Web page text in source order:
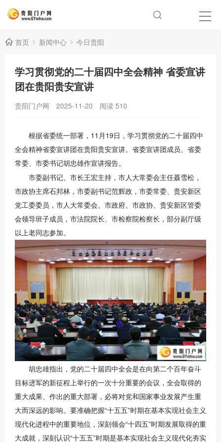
首页 新闻中心 今日贵阳
学习贯彻党的二十届四中全会精神 省委宣讲
团在贵阳贵安宣讲
贵阳门户网 2025-11-20 阅读 510
根据省委统一部署，11月19日，学习贯彻党的二十届四中
全会精神省委宣讲团在贵阳贵安宣讲。省委宣讲团成员、省委
常委、市委书记胡忠雄作宣讲报告。
市委副书记、市长王宏主持，市人大常委会主任聂雪松，
市政协主席石邦林，市委副书记范辉政，市委常委、贵安新区
党工委委员，市人大常委会、市政府、市政协、贵安新区管委
会领导班子成员，市法院院长、市检察院检察长，部分副厅级
以上老同志参加。
胡忠雄指出，党的二十届四中全会是在向第二个百年奋斗
目标进军的新征程上举行的一次十分重要的会议，全会取得的
重大成果、作出的重大部署，必将对党和国家事业发展产生重
大而深远的影响。要准确把握“十五五”时期在基本实现社会主义
现代化进程中的重要地位，深刻领会“十四五”时期发展取得的重
大成就，深刻认识“十五五”时期是基本实现社会主义现代化夯实